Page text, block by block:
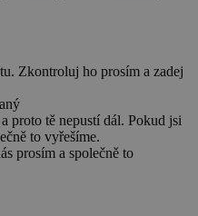
Zkontroluj ho prosím a zadej
proto tě nepustí dál. Pokud jsi
to vyřešíme.
prosím a společně to